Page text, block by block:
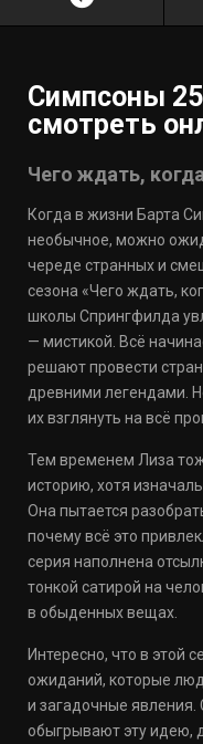
Симпсоны 25
смотреть
Чего ждать,
Когда в жизни Барта
необычное, можно
череде странных и
сезона «Чего ждать,
школы Спрингфилда
— мистикой. Всё
решают провести
древними легендами.
их взглянуть на всё
Тем временем Лиза
историю, хотя
Она пытается
почему всё это
серия наполнена
тонкой сатирой на
в обыденных вещах.
Интересно, что в этой
ожиданий, которые
и загадочные явления.
обыгрывают эту идею,